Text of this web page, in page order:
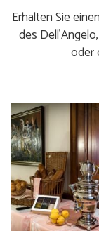
Erhalten Sie
des
oder